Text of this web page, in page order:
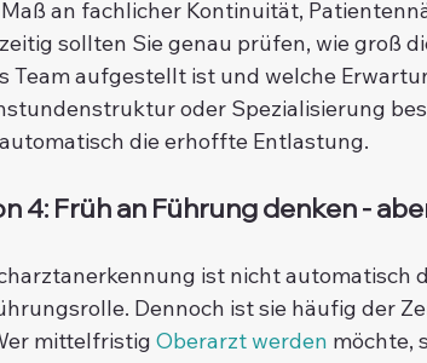
an fachlicher Kontinuität,
sollten Sie genau prüfen, wie groß
Team aufgestellt ist und welche
oder Spezialisierung
die erhoffte Entlastung.
4: Früh an Führung denken -
ist nicht automatisch
Dennoch ist sie häufig der
mittelfristig Oberarzt werden möchte,